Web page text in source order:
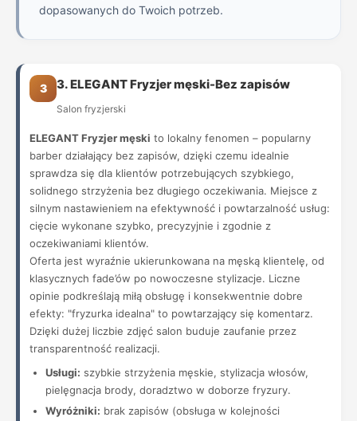
dopasowanych do Twoich potrzeb.
3 3. ELEGANT Fryzjer męski-Bez zapisów
Salon fryzjerski
ELEGANT Fryzjer męski to lokalny fenomen – popularny
barber działający bez zapisów, dzięki czemu idealnie
sprawdza się dla klientów potrzebujących szybkiego,
solidnego strzyżenia bez długiego oczekiwania. Miejsce z
silnym nastawieniem na efektywność i powtarzalność usług:
cięcie wykonane szybko, precyzyjnie i zgodnie z
oczekiwaniami klientów.
Oferta jest wyraźnie ukierunkowana na męską klientelę, od
klasycznych fade’ów po nowoczesne stylizacje. Liczne
opinie podkreślają miłą obsługę i konsekwentnie dobre
efekty: "fryzurka idealna" to powtarzający się komentarz.
Dzięki dużej liczbie zdjęć salon buduje zaufanie przez
transparentność realizacji.
Usługi: szybkie strzyżenia męskie, stylizacja włosów,
pielęgnacja brody, doradztwo w doborze fryzury.
Wyróżniki: brak zapisów (obsługa w kolejności